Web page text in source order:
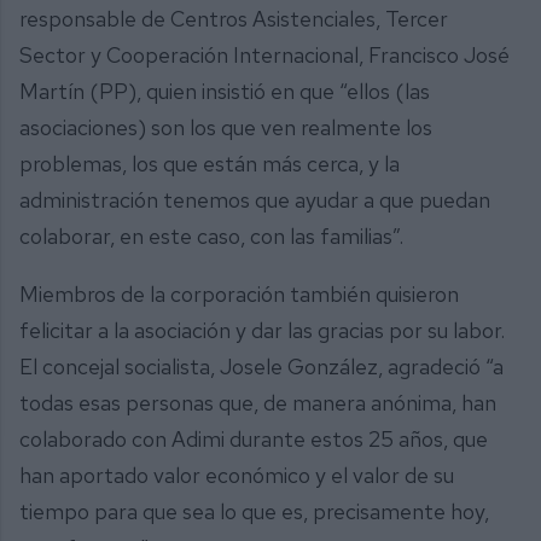
responsable de Centros Asistenciales, Tercer
Sector y Cooperación Internacional, Francisco José
Martín (PP), quien insistió en que “ellos (las
asociaciones) son los que ven realmente los
problemas, los que están más cerca, y la
administración tenemos que ayudar a que puedan
colaborar, en este caso, con las familias”.
Miembros de la corporación también quisieron
felicitar a la asociación y dar las gracias por su labor.
El concejal socialista, Josele González, agradeció “a
todas esas personas que, de manera anónima, han
colaborado con Adimi durante estos 25 años, que
han aportado valor económico y el valor de su
tiempo para que sea lo que es, precisamente hoy,